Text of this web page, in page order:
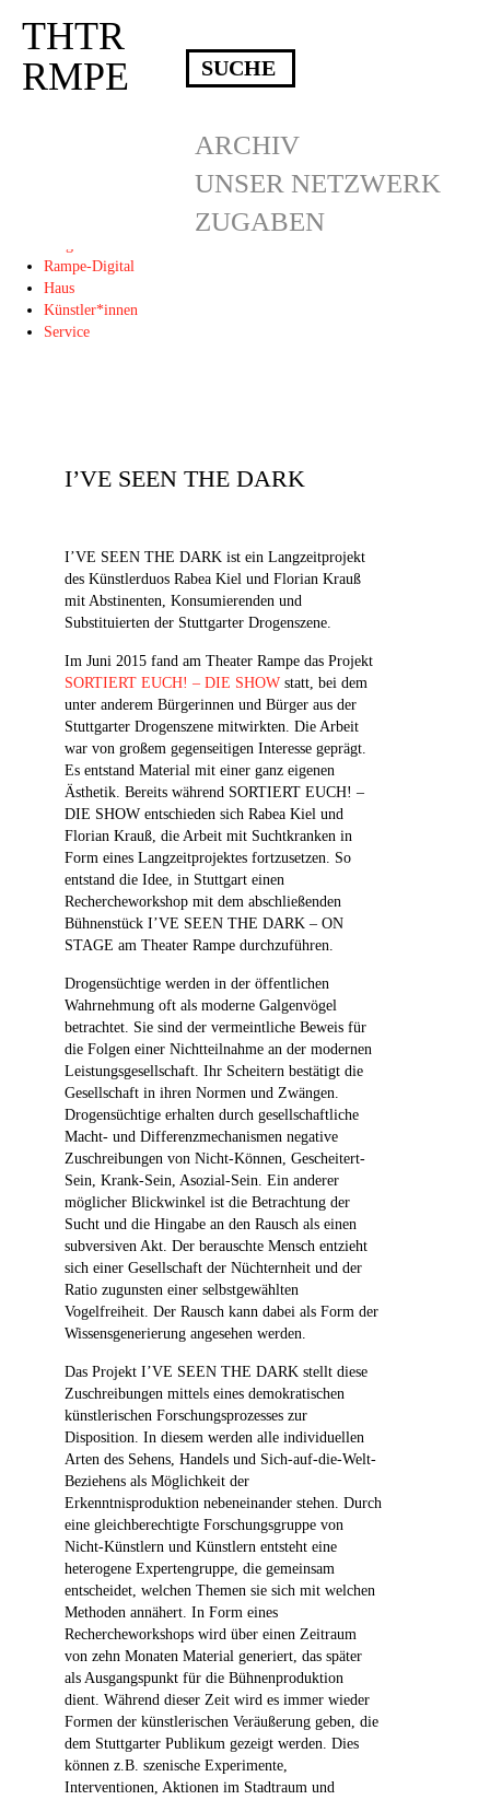
Deprecated : Die Funktion post_permalink ist seit Version 4.4.0 veraltet!
Verwende stattdessen get_permalink(). in
/homepages/10/d43051023/htdocs/wordpress/wp-includes/functions.php
Rampe-Digital
Haus
Künstler*innen
Service
THTR
RMPE
ARCHIV
UNSER NETZWERK
ZUGABEN
I’VE SEEN THE DARK
I’VE SEEN THE DARK ist ein Langzeitprojekt
des Künstlerduos Rabea Kiel und Florian Krauß
mit Abstinenten, Konsumierenden und
Substituierten der Stuttgarter Drogenszene.
Im Juni 2015 fand am Theater Rampe das Projekt
SORTIERT EUCH! – DIE SHOW statt, bei dem
unter anderem Bürgerinnen und Bürger aus der
Stuttgarter Drogenszene mitwirkten. Die Arbeit
war von großem gegenseitigen Interesse geprägt.
Es entstand Material mit einer ganz eigenen
Ästhetik. Bereits während SORTIERT EUCH! –
DIE SHOW entschieden sich Rabea Kiel und
Florian Krauß, die Arbeit mit Suchtkranken in
Form eines Langzeitprojektes fortzusetzen. So
entstand die Idee, in Stuttgart einen
Rechercheworkshop mit dem abschließenden
Bühnenstück I’VE SEEN THE DARK – ON
STAGE am Theater Rampe durchzuführen.
Drogensüchtige werden in der öffentlichen
Wahrnehmung oft als moderne Galgenvögel
betrachtet. Sie sind der vermeintliche Beweis für
die Folgen einer Nichtteilnahme an der modernen
Leistungsgesellschaft. Ihr Scheitern bestätigt die
Gesellschaft in ihren Normen und Zwängen.
Drogensüchtige erhalten durch gesellschaftliche
Macht- und Differenzmechanismen negative
Zuschreibungen von Nicht-Können, Gescheitert-
Sein, Krank-Sein, Asozial-Sein. Ein anderer
möglicher Blickwinkel ist die Betrachtung der
Sucht und die Hingabe an den Rausch als einen
subversiven Akt. Der berauschte Mensch entzieht
sich einer Gesellschaft der Nüchternheit und der
Ratio zugunsten einer selbstgewählten
Vogelfreiheit. Der Rausch kann dabei als Form der
Wissensgenerierung angesehen werden.
Das Projekt I’VE SEEN THE DARK stellt diese
Zuschreibungen mittels eines demokratischen
künstlerischen Forschungsprozesses zur
Disposition. In diesem werden alle individuellen
Arten des Sehens, Handels und Sich-auf-die-Welt-
Beziehens als Möglichkeit der
Erkenntnisproduktion nebeneinander stehen. Durch
eine gleichberechtigte Forschungsgruppe von
Nicht-Künstlern und Künstlern entsteht eine
heterogene Expertengruppe, die gemeinsam
entscheidet, welchen Themen sie sich mit welchen
Methoden annähert. In Form eines
Rechercheworkshops wird über einen Zeitraum
von zehn Monaten Material generiert, das später
als Ausgangspunkt für die Bühnenproduktion
dient. Während dieser Zeit wird es immer wieder
Formen der künstlerischen Veräußerung geben, die
dem Stuttgarter Publikum gezeigt werden. Dies
können z.B. szenische Experimente,
Interventionen, Aktionen im Stadtraum und